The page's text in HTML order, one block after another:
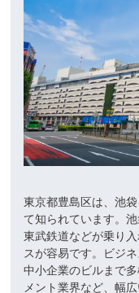
東京都豊島区は、池
て知られています。
東武鉄道などが乗り
スが容易です。ビジ
中小企業のビルまで
メント業界など、幅